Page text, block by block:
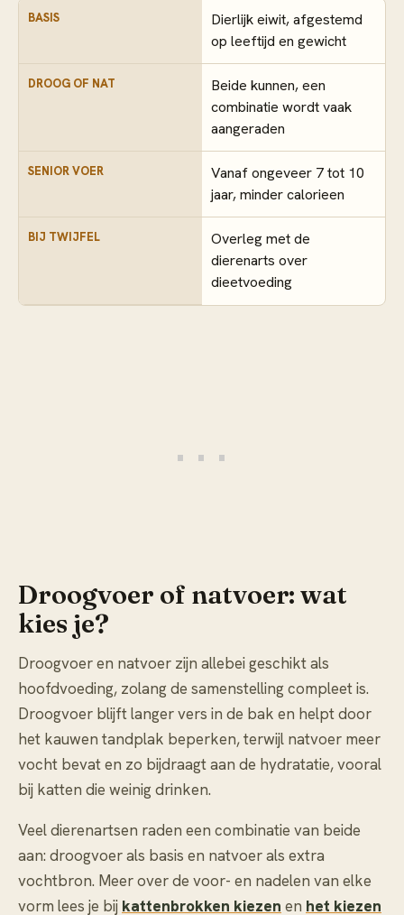
BASIS
Dierlijk eiwit, afgestemd
op leeftijd en gewicht
DROOG OF NAT
Beide kunnen, een
combinatie wordt vaak
aangeraden
SENIOR VOER
Vanaf ongeveer 7 tot 10
jaar, minder calorieen
BIJ TWIJFEL
Overleg met de
dierenarts over
dieetvoeding
Droogvoer of natvoer: wat
kies je?
Droogvoer en natvoer zijn allebei geschikt als
hoofdvoeding, zolang de samenstelling compleet is.
Droogvoer blijft langer vers in de bak en helpt door
het kauwen tandplak beperken, terwijl natvoer meer
vocht bevat en zo bijdraagt aan de hydratatie, vooral
bij katten die weinig drinken.
Veel dierenartsen raden een combinatie van beide
aan: droogvoer als basis en natvoer als extra
vochtbron. Meer over de voor- en nadelen van elke
vorm lees je bij kattenbrokken kiezen en het kiezen